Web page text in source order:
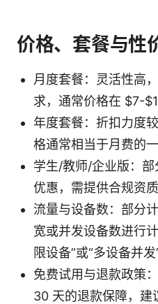
价格、套餐与性
月度套餐：灵活性高
求，通常价格在 $7-
年度套餐：折扣力度
格通常相当于月费的
学生/教师/企业版：
优惠，需提供合规资质
流量与设备数：部分
宽或并发设备数进行
限设备”或“多设备并发
免费试用与退款政策
30 天的退款保障，建